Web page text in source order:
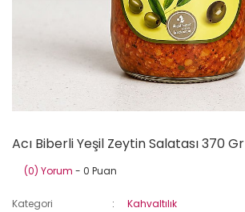
Acı Biberli Yeşil Zeytin Salatası 370 Gr
(0) Yorum - 0 Puan
Kategori
Kahvaltılık